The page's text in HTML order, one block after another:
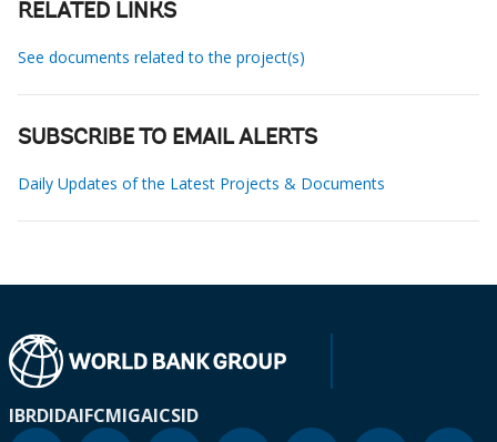
RELATED LINKS
See documents related to the project(s)
SUBSCRIBE TO EMAIL ALERTS
Daily Updates of the Latest Projects & Documents
IBRDIDAIFCMIGAICSID